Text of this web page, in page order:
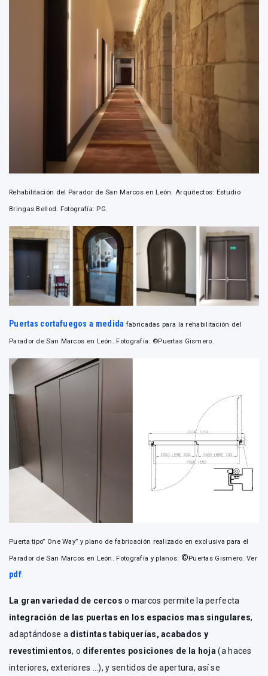
Rehabilitación del Parador de San Marcos en León. Arquitectos: Estudio
Bringas Bellod. Fotografía: PG.
Puertas cortafuegos a medida fabricadas para la rehabilitación del
Parador de San Marcos en León. Fotografía: ©Puertas Gismero.
Puerta tipo” One Way” y plano de fabricación realizado en exclusiva para el
Parador de San Marcos en León. Fotografía y planos: ©Puertas Gismero. Ver
pdf.
La gran variedad de cercos o marcos permite la perfecta
integración de las puertas en los espacios mas singulares,
adaptándose a distintas tabiquerías, acabados y
revestimientos, o diferentes posiciones de la hoja (a haces
interiores, exteriores …), y sentidos de apertura, así se